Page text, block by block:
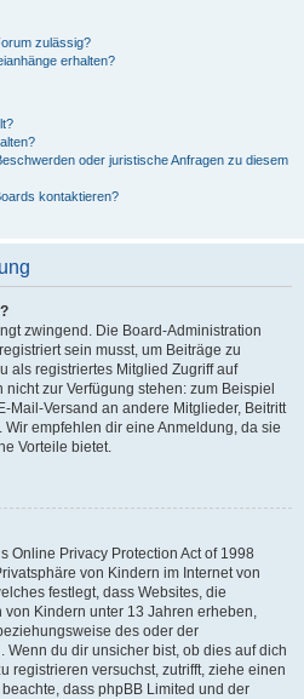
zulässig?
erhalten?
oder juristische Anfragen zu diesem
kontaktieren?
zwingend. Die Board-Administration
sein musst, um Beiträge zu
als registriertes Mitglied Zugriff auf
zur Verfügung stehen: zum Beispiel
Mail-Versand an andere Mitglieder, Beitritt
empfehlen dir eine Anmeldung, da sie
Vorteile bietet.
Online Privacy Protection Act of 1998
von Kindern im Internet von
festlegt, dass Websites, die
Kindern unter 13 Jahren erheben,
des oder der
du dir unsicher bist, ob dies auf dich
registrieren versuchst, zutrifft, ziehe einen
dass phpBB Limited und der